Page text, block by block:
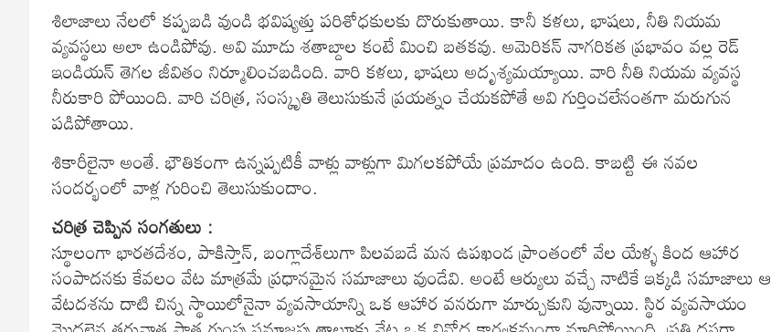
శిలాజాలు నేలలో కప్పబడి వుండి భవిష్యత్తు పరిశోధకులకు దొరుకుతాయి. కానీ కళలు, భాషలు, నీతి నియమ
వ్యవస్థలు అలా ఉండిపోవు. అవి మూడు శతాబ్దాల కంటే మించి బతకవు. అమెరికన్‌ నాగరికత ప్రభావం వల్ల రెడ్‌
ఇండియన్‌ తెగల జీవితం నిర్మూలించబడింది. వారి కళలు, భాషలు అదృశ్యమయ్యాయి. వారి నీతి నియమ వ్యవస్థ
నీరుకారి పోయింది. వారి చరిత్ర, సంస్కృతి తెలుసుకునే ప్రయత్నం చేయకపోతే అవి గుర్తించలేనంతగా మరుగున
పడిపోతాయి.
శికారీలైనా అంతే. భౌతికంగా ఉన్నప్పటికీ వాళ్లు వాళ్లుగా మిగలకపోయే ప్రమాదం ఉంది. కాబట్టి ఈ నవల
సందర్భంలో వాళ్ల గురించి తెలుసుకుందాం.
చరిత్ర చెప్పిన సంగతులు :
స్థూలంగా భారతదేశం, పాకిస్తాన్‌, బంగ్లాదేశ్‌లుగా పిలవబడే మన ఉపఖండ ప్రాంతంలో వేల యేళ్ళ కింద ఆహార
సంపాదనకు కేవలం వేట మాత్రమే ప్రధానమైన సమాజాలు వుండేవి. అంటే ఆర్యులు వచ్చే నాటికే ఇక్కడి సమాజాలు ఆ
వేటదశను దాటి చిన్న స్థాయిలోనైనా వ్యవసాయాన్ని ఒక ఆహార వనరుగా మార్చుకుని వున్నాయి. స్థిర వ్యవసాయం